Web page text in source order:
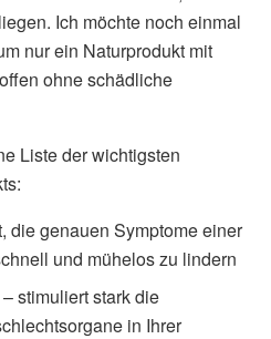
Ich möchte noch einmal
nur ein Naturprodukt mit
ohne schädliche
Liste der wichtigsten
die genauen Symptome einer
und mühelos zu lindern
stimuliert stark die
in Ihrer